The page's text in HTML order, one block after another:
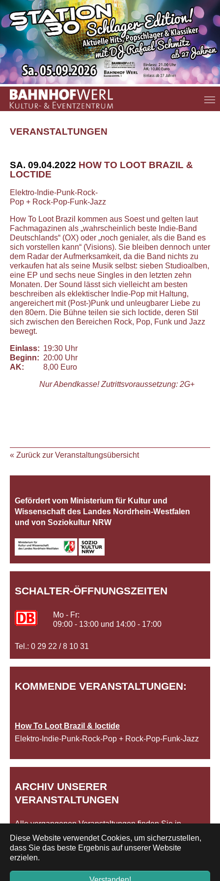
Diese Website verwendet Cookies, um sicherzustellen,
dass Sie das beste Ergebnis auf unserer Website
erzielen.
Zum Hauptinhalt springen
VERANSTALTUNGEN
SA. 09.04.2022 HOW TO LOOT BRAZIL &
LOCTIDE
Elektro-Indie-Punk-Rock-
Pop + Rock-Pop-Funk-Jazz
How To Loot Brazil kommen aus Soest und gelten laut
Fachmagazinen als „wahrscheinlich beste Indie-Band
Deutschlands“ (OX) oder „noch genialer, als die Band es
sich vorstellen kann“ (Visions). Sie bleiben dennoch unter
dem Radar der Aufmerksamkeit, da die Band nichts zu
verkaufen hat als seine Musik selbst: sieben Studioalben,
eine EP und sechs neue Singles in den letzten zehn
Monaten. Der Sound lässt sich vielleicht am besten
beschreiben als eklektischer Indie-Pop mit Haltung,
angereichert mit (Post-)Punk und unleugbarer Liebe zu
den 80ern. Die Bühne teilen sie sich loctide, deren Stil
sich zwischen den Bereichen Rock, Pop, Funk und Jazz
bewegt.
Einlass: 19:30 Uhr
Beginn: 20:00 Uhr
AK:
8,00 Euro
Nur Abendkasse! Zutrittsvoraussetzung: 2G+
« Zurück zur Veranstaltungsübersicht
Gefördert vom Ministerium für Kultur und
Wissenschaft des Landes Nordrhein‐Westfalen
und von Soziokultur NRW
SCHALTER-ÖFFNUNGSZEITEN
Mo - Fr:
09:00 - 13:00 und 14:00 - 17:00
Tel.: 0 29 22 / 8 10 31
KOMMENDE VERANSTALTUNGEN:
How To Loot Brazil & loctide
Elektro-Indie-Punk-Rock-Pop + Rock-Pop-Funk-Jazz
ARCHIV UNSERER
VERANSTALTUNGEN
Alle vergangenen Veranstaltungen finden Sie in
unserem
Archiv
Impressum/Datenschutz